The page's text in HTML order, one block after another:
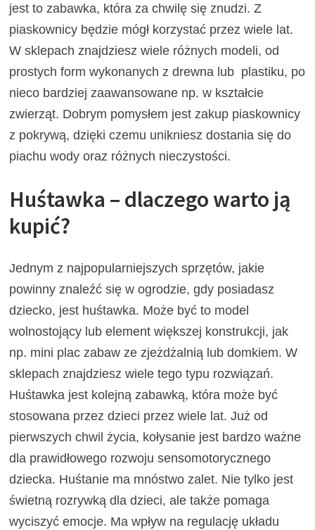
jest to zabawka, która za chwilę się znudzi. Z
piaskownicy będzie mógł korzystać przez wiele lat.
W sklepach znajdziesz wiele różnych modeli, od
prostych form wykonanych z drewna lub plastiku, po
nieco bardziej zaawansowane np. w kształcie
zwierząt. Dobrym pomysłem jest zakup piaskownicy
z pokrywą, dzięki czemu unikniesz dostania się do
piachu wody oraz różnych nieczystości.
Huśtawka – dlaczego warto ją
kupić?
Jednym z najpopularniejszych sprzętów, jakie
powinny znaleźć się w ogrodzie, gdy posiadasz
dziecko, jest huśtawka. Może być to model
wolnostojący lub element większej konstrukcji, jak
np. mini plac zabaw ze zjeżdżalnią lub domkiem. W
sklepach znajdziesz wiele tego typu rozwiązań.
Huśtawka jest kolejną zabawką, która może być
stosowana przez dzieci przez wiele lat. Już od
pierwszych chwil życia, kołysanie jest bardzo ważne
dla prawidłowego rozwoju sensomotorycznego
dziecka. Huśtanie ma mnóstwo zalet. Nie tylko jest
świetną rozrywką dla dzieci, ale także pomaga
wyciszyć emocje. Ma wpływ na regulację układu